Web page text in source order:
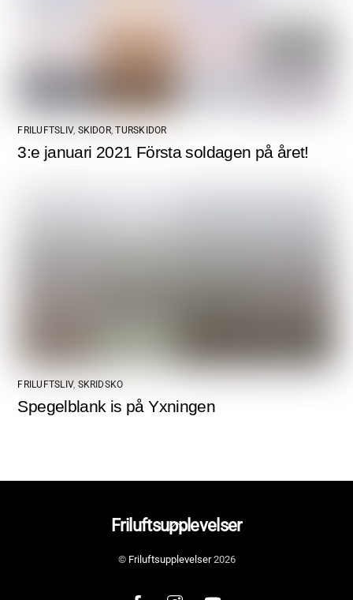
FRILUFTSLIV, SKIDOR,TURSKIDOR
3:e januari 2021 Första soldagen på året!
FRILUFTSLIV, SKRIDSKO
Spegelblank is på Yxningen
Back
Top
Friluftsupplevelser
© Friluftsupplevelser2026
Facebook